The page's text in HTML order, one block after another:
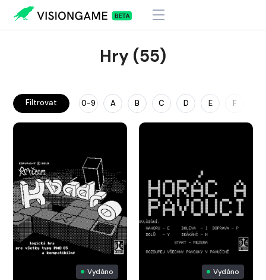
Hry (55)
Filtrovat 0-9 A B C D E F
Vydáno Vydáno